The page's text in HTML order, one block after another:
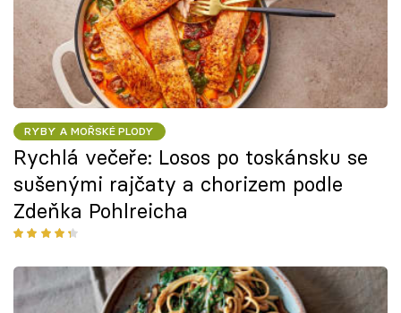
RYBY A MOŘSKÉ PLODY
Rychlá večeře: Losos po toskánsku se
sušenými rajčaty a chorizem podle
Zdeňka Pohlreicha